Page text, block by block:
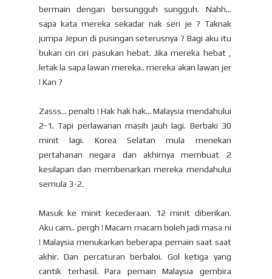
bermain dengan bersungguh sungguh. Nahh...
sapa kata mereka sekadar nak seri je ? Taknak
jumpa Jepun di pusingan seterusnya ? Bagi aku itu
bukan ciri ciri pasukan hebat. Jika mereka hebat ,
letak la sapa lawan mereka.. mereka akan lawan jer
! Kan ?
Zasss... penalti ! Hak hak hak... Malaysia mendahului
2-1. Tapi perlawanan masih jauh lagi. Berbaki 30
minit lagi. Korea Selatan mula menekan
pertahanan negara dan akhirnya membuat 2
kesilapan dan membenarkan mereka mendahului
semula 3-2.
Masuk ke minit kecederaan. 12 minit diberikan.
Aku cam.. pergh ! Macam macam boleh jadi masa ni
! Malaysia menukarkan beberapa pemain saat saat
akhir. Dan percaturan berbaloi. Gol ketiga yang
cantik terhasil. Para pemain Malaysia gembira